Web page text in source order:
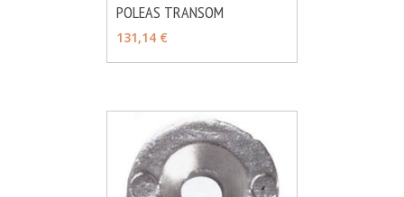
POLEAS TRANSOM
131,14 €